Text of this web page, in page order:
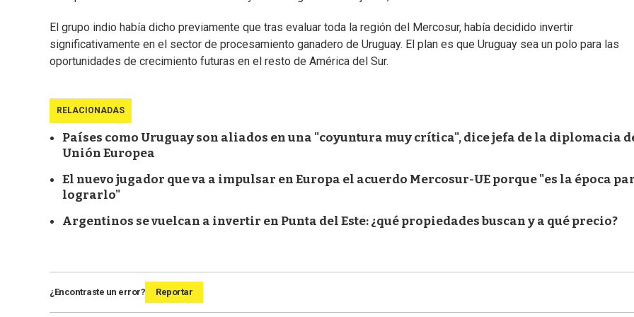
El grupo indio había dicho previamente que tras evaluar toda la región del Mercosur, había decidido invertir
significativamente en el sector de procesamiento ganadero de Uruguay. El plan es que Uruguay sea un polo para las
oportunidades de crecimiento futuras en el resto de América del Sur.
RELACIONADAS
Países como Uruguay son aliados en una "coyuntura muy crítica", dice jefa de la diplomacia
Unión Europea
El nuevo jugador que va a impulsar en Europa el acuerdo Mercosur-UE porque "es la época
lograrlo"
Argentinos se vuelcan a invertir en Punta del Este: ¿qué propiedades buscan y a qué precio?
¿Encontraste un error? Reportar